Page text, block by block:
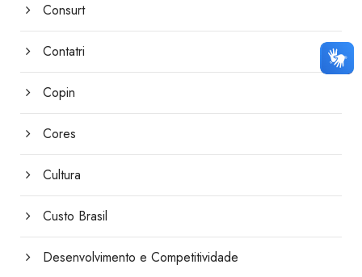
Consurt
Contatri
Copin
Cores
Cultura
Custo Brasil
Desenvolvimento e Competitividade